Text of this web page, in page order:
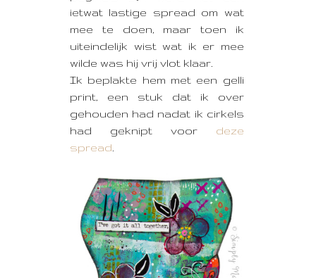
ietwat lastige spread om wat
mee te doen, maar toen ik
uiteindelijk wist wat ik er mee
wilde was hij vrij vlot klaar.
Ik beplakte hem met een gelli
print, een stuk dat ik over
gehouden had nadat ik cirkels
had geknipt voor deze
spread